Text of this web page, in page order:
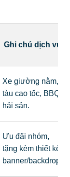
Ghi chú dịch vụ
Xe giường nằm,
tàu cao tốc, BBQ
hải sản.
Ưu đãi nhóm,
tặng kèm thiết kế
banner/backdrop.